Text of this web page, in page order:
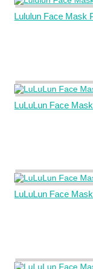
Lululun Face Mask
LuLuLun Face
LuLuLun Face